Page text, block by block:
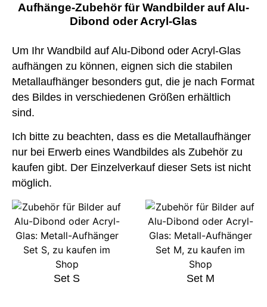
Aufhänge-Zubehör für Wandbilder auf Alu-
Dibond oder Acryl-Glas
Um Ihr Wandbild auf Alu-Dibond oder Acryl-Glas
aufhängen zu können, eignen sich die stabilen
Metallaufhänger besonders gut, die je nach Format
des Bildes in verschiedenen Größen erhältlich
sind.
Ich bitte zu beachten, dass es die Metallaufhänger
nur bei Erwerb eines Wandbildes als Zubehör zu
kaufen gibt. Der Einzelverkauf dieser Sets ist nicht
möglich.
Set S Set M